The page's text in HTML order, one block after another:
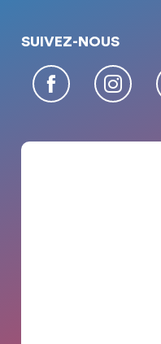
SUIVEZ-NOUS